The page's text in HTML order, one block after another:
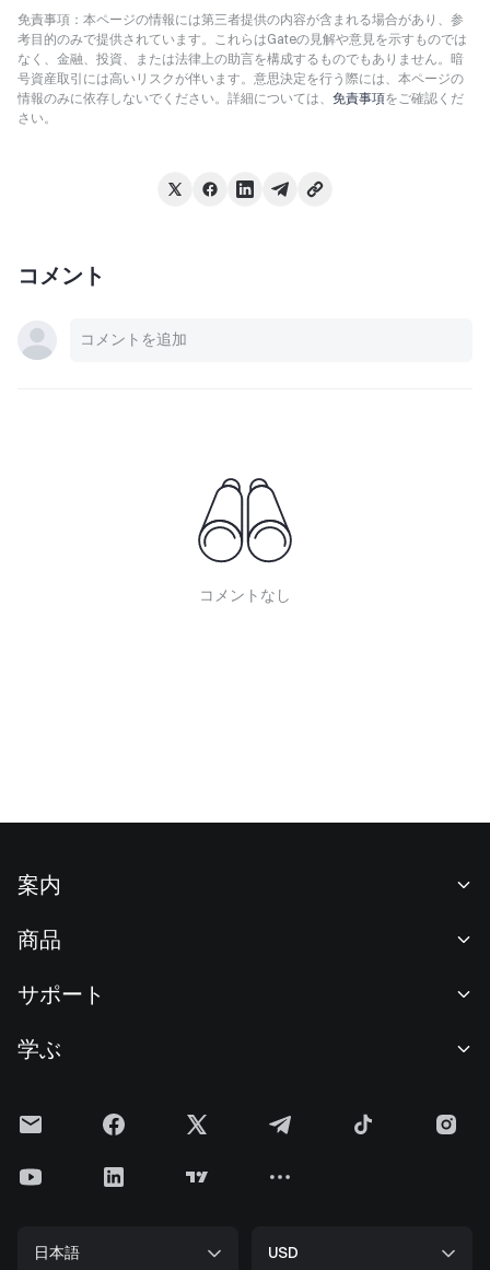
免責事項：本ページの情報には第三者提供の内容が含まれる場合があり、参
考目的のみで提供されています。これらはGateの見解や意見を示すものでは
なく、金融、投資、または法律上の助言を構成するものでもありません。暗
号資産取引には高いリスクが伴います。意思決定を行う際には、本ページの
情報のみに依存しないでください。詳細については、 免責事項をご確認くだ
さい。
コメント
コメントなし
案内
ニュースルーム
F1 Oracle Red Bull Racing 公式スポンサー
クッキーポリシー
準備金証明
商品
現物取引
投資センター
サポート
手数料
上場申請
学ぶ
Gateニュース
日本語 USD